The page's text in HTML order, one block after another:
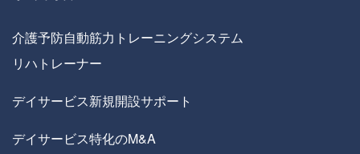
介護予防自動筋力トレーニングシステム
リハトレーナー
デイサービス新規開設サポート
デイサービス特化のM&A